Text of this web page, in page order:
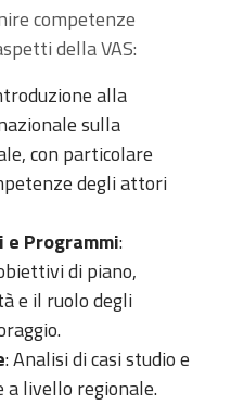
competenze
della VAS:
alla
sulla
con particolare
degli attori
Programmi:
di piano,
e il ruolo degli
: Analisi di casi studio e
a livello regionale.